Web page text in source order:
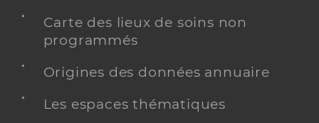
Carte des lieux de soins non
programmés
Origines des données annuaire
Les espaces thématiques